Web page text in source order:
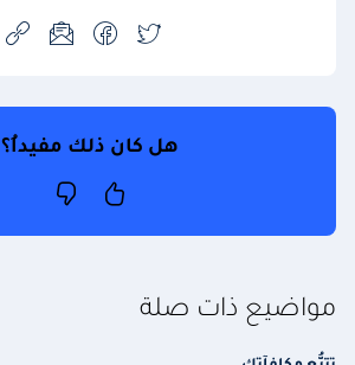
هل كان ذلك مفيداُ؟
مواضيع ذات صلة